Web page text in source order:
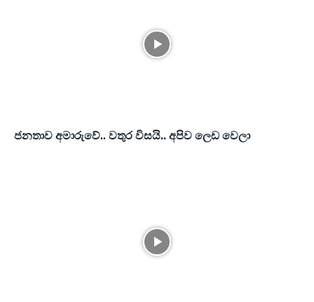
ජනතාව අමාරුවේ.. වතුර විසයි.. අපිව ලෙඩ වෙලා